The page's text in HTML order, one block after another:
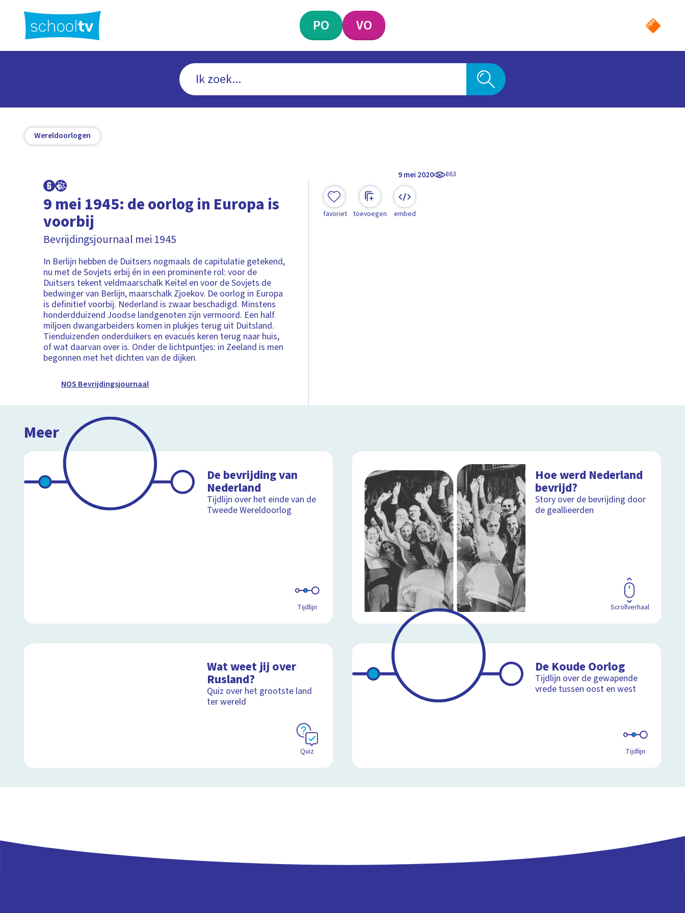
hoofdinhoud
PO VO
Wereldoorlogen
9 mei 2020 863
9 mei 1945: de oorlog in Europa is
voorbij
Bevrijdingsjournaal mei 1945
In Berlijn hebben de Duitsers nogmaals de capitulatie getekend,
nu met de Sovjets erbij én in een prominente rol: voor de
Duitsers tekent veldmaarschalk Keitel en voor de Sovjets de
bedwinger van Berlijn, maarschalk Zjoekov. De oorlog in Europa
is definitief voorbij. Nederland is zwaar beschadigd. Minstens
honderdduizend Joodse landgenoten zijn vermoord. Een half
miljoen dwangarbeiders komen in plukjes terug uit Duitsland.
Tienduizenden onderduikers en evacués keren terug naar huis,
of wat daarvan over is. Onder de lichtpuntjes: in Zeeland is men
begonnen met het dichten van de dijken.
NOS Bevrijdingsjournaal
favoriet toevoegen embed
Meer
De bevrijding van
Nederland
Tijdlijn over het einde van de
Tweede Wereldoorlog
Tijdlijn
Hoe werd Nederland
bevrijd?
Story over de bevrijding door
de geallieerden
Scrollverhaal
Wat weet jij over
Rusland?
Quiz over het grootste land
ter wereld
Quiz
De Koude Oorlog
Tijdlijn over de gewapende
vrede tussen oost en west
Tijdlijn